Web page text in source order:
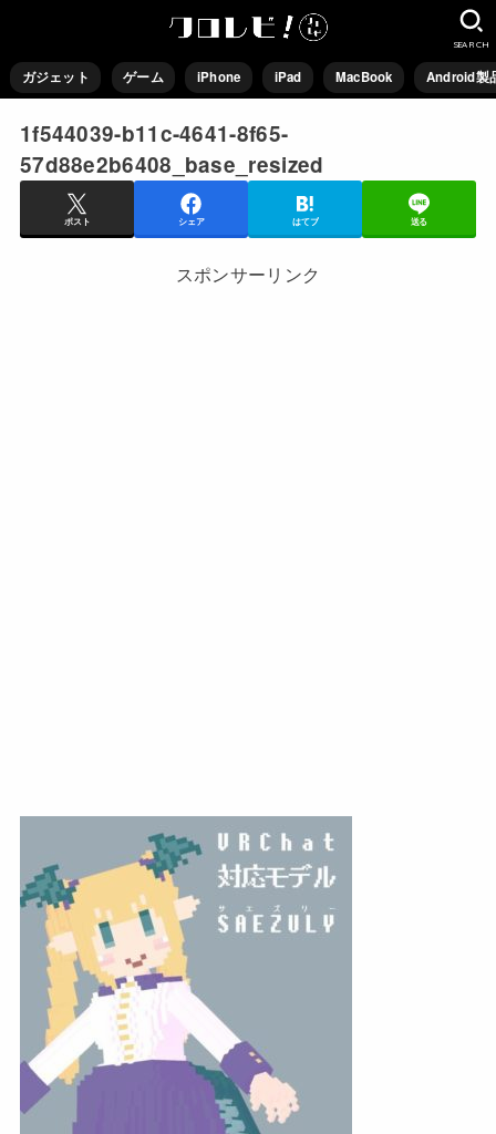
ガジェット ゲーム iPhone iPad MacBook Android製
SEARCH
1f544039-b11c-4641-8f65-
57d88e2b6408_base_resized
ポスト シェア はてブ 送る
スポンサーリンク